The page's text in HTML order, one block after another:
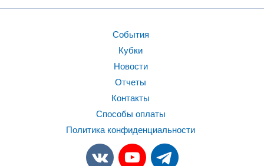
События
Кубки
Новости
Отчеты
Контакты
Способы оплаты
Политика конфиденциальности